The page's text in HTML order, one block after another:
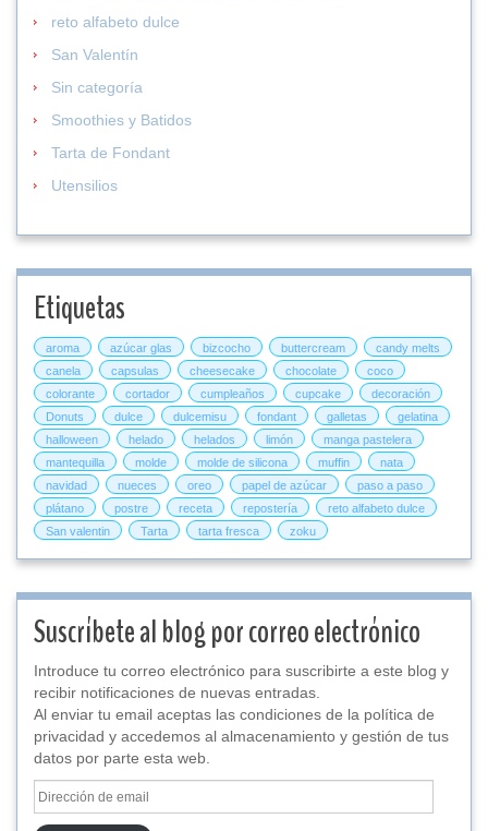
reto alfabeto dulce
San Valentín
Sin categoría
Smoothies y Batidos
Tarta de Fondant
Utensilios
Etiquetas
aroma azúcar glas bizcocho buttercream
candy melts
canela
capsulas cheesecake chocolate
coco
colorante
cortador cumpleaños cupcake
decoración
Donuts
dulce dulcemisu fondant galletas
gelatina
halloween
helado helados limón
manga pastelera
mantequilla
molde molde de silicona muffin
nata
navidad
nueces oreo papel de azúcar
paso a paso
plátano
postre receta repostería
reto alfabeto dulce
San valentin
Tarta tarta fresca zoku
Suscríbete al blog por correo electrónico
Introduce tu correo electrónico para suscribirte a este blog y
recibir notificaciones de nuevas entradas.
Al enviar tu email aceptas las condiciones de la política de
privacidad y accedemos al almacenamiento y gestión de tus
datos por parte esta web.
Dirección
de